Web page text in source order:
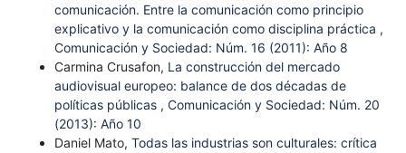
comunicación. Entre la comunicación como principio
explicativo y la comunicación como disciplina práctica ,
Comunicación y Sociedad: Núm. 16 (2011): Año 8
Carmina Crusafon, La construcción del mercado
audiovisual europeo: balance de dos décadas de
políticas públicas , Comunicación y Sociedad: Núm. 20
(2013): Año 10
Daniel Mato, Todas las industrias son culturales: crítica